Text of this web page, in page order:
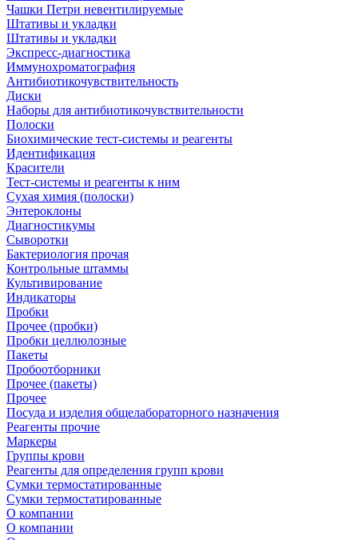
Чашки Петри невентилируемые
Штативы и укладки
Штативы и укладки
Экспресс-диагностика
Иммунохроматография
Антибиотикочувствительность
Диски
Наборы для антибиотикочувствительности
Полоски
Биохимические тест-системы и реагенты
Идентификация
Красители
Тест-системы и реагенты к ним
Сухая химия (полоски)
Энтероклоны
Диагностикумы
Сыворотки
Бактериология прочая
Контрольные штаммы
Культивирование
Индикаторы
Пробки
Прочее (пробки)
Пробки целлюлозные
Пакеты
Пробоотборники
Прочее (пакеты)
Прочее
Посуда и изделия общелабораторного назначения
Реагенты прочие
Маркеры
Группы крови
Реагенты для определения групп крови
Сумки термостатированные
Сумки термостатированные
О компании
О компании